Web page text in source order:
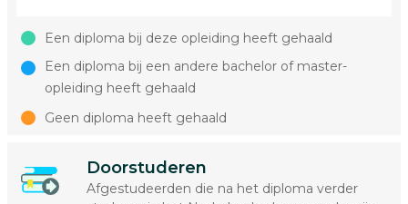
Een diploma bij deze opleiding heeft gehaald
Een diploma bij een andere bachelor of master-
opleiding heeft gehaald
Geen diploma heeft gehaald
Doorstuderen
Afgestudeerden die na het diploma verder